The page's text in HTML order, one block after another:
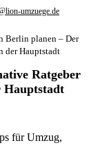
umzuege.de
Berlin planen – Der
der Hauptstadt
Ratgeber
Hauptstadt